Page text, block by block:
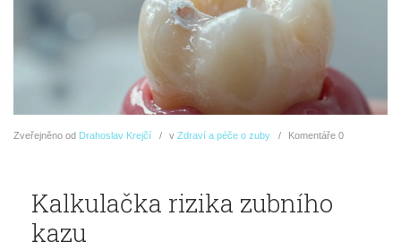
Zveřejněno od Drahoslav Krejčí v Zdraví a péče o zuby Komentáře 0
Kalkulačka rizika zubního
kazu